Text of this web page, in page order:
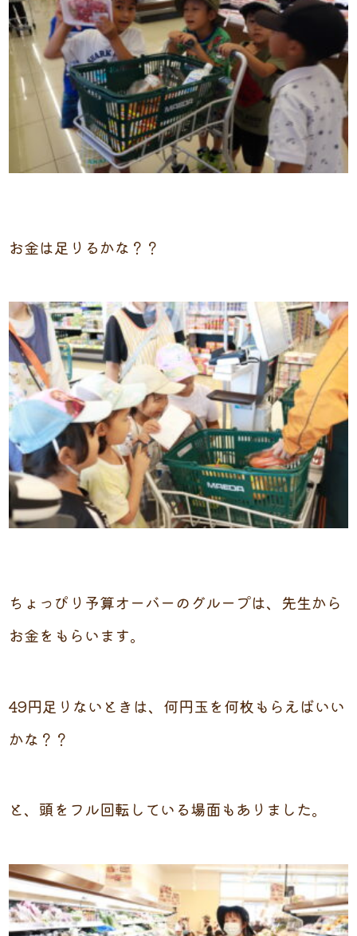
お金は足りるかな？？
ちょっぴり予算オーバーのグループは、先生から
お金をもらいます。
49円足りないときは、何円玉を何枚もらえばいい
かな？？
と、頭をフル回転している場面もありました。